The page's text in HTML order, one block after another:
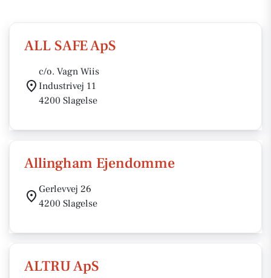
ALL SAFE ApS
c/o. Vagn Wiis
Industrivej 11
4200 Slagelse
Allingham Ejendomme
Gerlevvej 26
4200 Slagelse
ALTRU ApS